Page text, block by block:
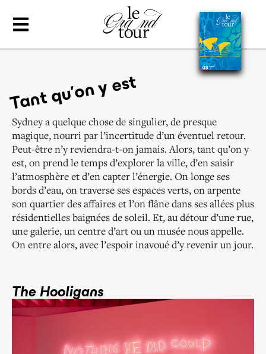
Tant qu'on y est
Sydney a quelque chose de singulier, de presque
magique, nourri parl’incertitude d’un éventuel retour.
Peut-être n’y reviendra-t-on jamais.Alors, tant qu’on y
est, on prend le temps d’explorer la ville,d’en saisir
l’atmosphère et d’en capterl’énergie. On longe ses
bords d’eau,on traverse ses espaces verts, on arpente
son quartier des affaireset l’on flâne dans ses allées plus
résidentielles baignées de soleil. Et, au détour d’une rue,
une galerie, un centre d’art ou un muséenous appelle.
On entre alors, avecl’espoirinavoué d’y revenir un jour.
The Hooligans